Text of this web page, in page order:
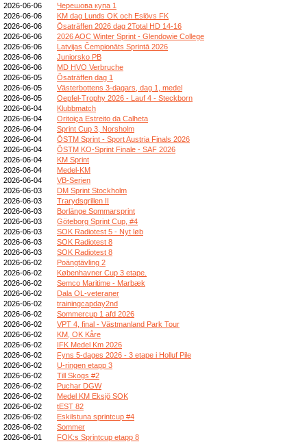
2026-06-06
Черешова купа 1
2026-06-06
KM dag Lunds OK och Eslövs FK
2026-06-06
Ösaträffen 2026 dag 2Total HD 14-16
2026-06-06
2026 AOC Winter Sprint - Glendowie College
2026-06-06
Latvijas Čempionāts Sprintā 2026
2026-06-06
Juniorsko PB
2026-06-06
MD HVO Verbruche
2026-06-05
Ösaträffen dag 1
2026-06-05
Västerbottens 3-dagars, dag 1, medel
2026-06-05
Oepfel-Trophy 2026 - Lauf 4 - Steckborn
2026-06-04
Klubbmatch
2026-06-04
Oritoiça Estreito da Calheta
2026-06-04
Sprint Cup 3, Norsholm
2026-06-04
ÖSTM Sprint - Sport Austria Finals 2026
2026-06-04
ÖSTM KO-Sprint Finale - SAF 2026
2026-06-04
KM Sprint
2026-06-04
Medel-KM
2026-06-04
VB-Serien
2026-06-03
DM Sprint Stockholm
2026-06-03
Trarydsgrillen II
2026-06-03
Borlänge Sommarsprint
2026-06-03
Göteborg Sprint Cup, #4
2026-06-03
SOK Radiotest 5 - Nyt løb
2026-06-03
SOK Radiotest 8
2026-06-03
SOK Radiotest 8
2026-06-02
Poängtävling 2
2026-06-02
Københavner Cup 3 etape.
2026-06-02
Semco Maritime - Marbæk
2026-06-02
Dala OL-veteraner
2026-06-02
trainingcapday2nd
2026-06-02
Sommercup 1 afd 2026
2026-06-02
VPT 4, final - Västmanland Park Tour
2026-06-02
KM, OK Kåre
2026-06-02
IFK Medel Km 2026
2026-06-02
Fyns 5-dages 2026 - 3 etape i Holluf Pile
2026-06-02
U-ringen etapp 3
2026-06-02
Till Skogs #2
2026-06-02
Puchar DGW
2026-06-02
Medel KM Eksjö SOK
2026-06-02
tEST 82
2026-06-02
Eskilstuna sprintcup #4
2026-06-02
Sommer
2026-06-01
FOK:s Sprintcup etapp 8